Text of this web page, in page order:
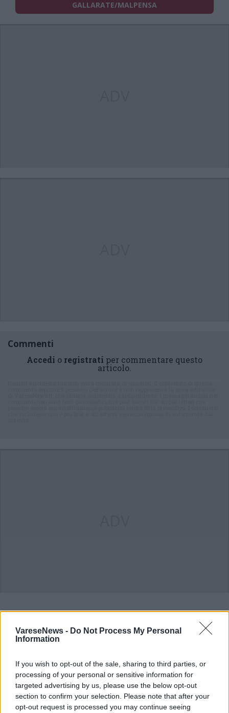
VareseNews - Do Not Process My Personal
Information
If you wish to opt-out of the sale, sharing to third parties, or
processing of your personal or sensitive information for
targeted advertising by us, please use the below opt-out
section to confirm your selection. Please note that after your
opt-out request is processed you may continue seeing
GALLARATE/MALPENSA
Commenti
Accedi o registrati per commentare questo
articolo.
ALTRE NOTIZIE DI GALLARATE